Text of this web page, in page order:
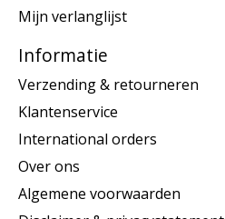
Mijn verlanglijst
Informatie
Verzending & retourneren
Klantenservice
International orders
Over ons
Algemene voorwaarden